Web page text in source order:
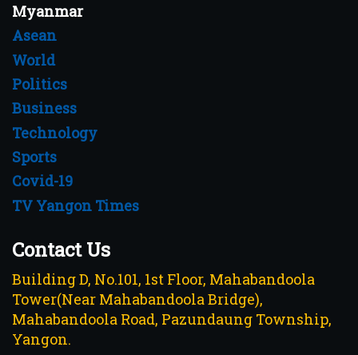
Myanmar
Asean
World
Politics
Business
Technology
Sports
Covid-19
TV Yangon Times
Contact Us
Building D, No.101, 1st Floor, Mahabandoola
Tower(Near Mahabandoola Bridge),
Mahabandoola Road, Pazundaung Township,
Yangon.